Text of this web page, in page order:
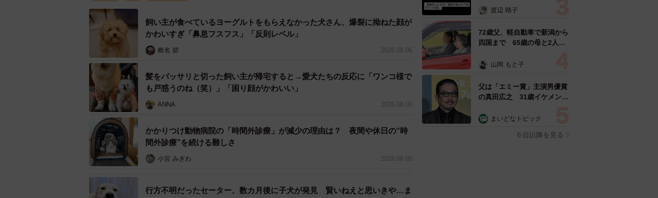
宇宙人のぬいぐるみは、2人の間を通ってテーブルの中央あたりまで飛んでいきました。こ
れには飼い主さんとお母さんもびっくり！ ぬいぐるみを手にした飼い主さんは、つぶしゃん
に話しかけながらぬいぐるみをソファへ。
飼い主が食べているヨーグルトをもらえなかった犬さん、爆裂に拗ねた顔が
かわいすぎ「鼻息フスフス」「反則レベル」
椎名 碧 2026.08.06
髪をバッサリと切った飼い主が帰宅すると→愛犬たちの反応に「ワンコ様で
も戸惑うのね（笑）」「困り顔がかわいい」
ANNA 2026.08.06
かかりつけ動物病院の「時間外診療」が減少の理由は？ 夜間や休日の“時
間外診療”を続ける難しさ
小宮 みぎわ 2026.08.05
行方不明だったセーター、数カ月後に子犬が発見 賢いねえと思いきや…ま
ようとした4日間 「命の重
表の訴え
渡辺 晴子
72歳父、軽自動車で新潟から
四国まで 65歳の母と2人で
憩まで分刻み… 「大学生で
山岡 もと子
父は「エミー賞」主演男優賞
の真田広之 31歳イケメン俳
「ガチヒロさんそっくり」
まいどなトピック
６位以降を見る